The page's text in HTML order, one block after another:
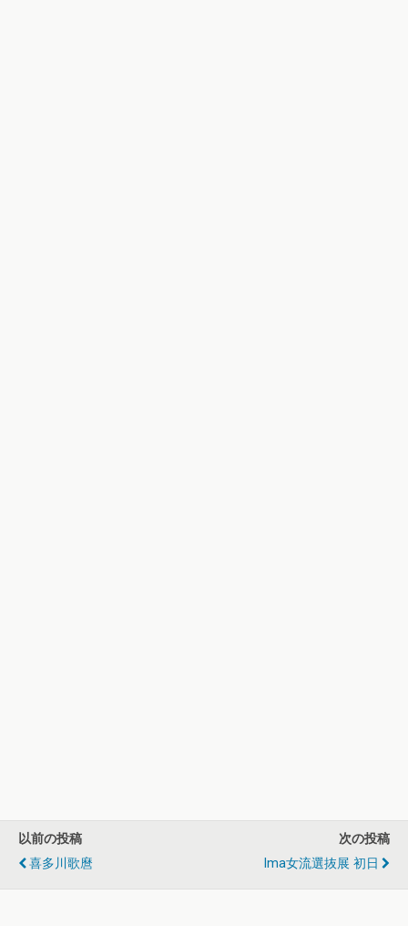
以前の投稿
喜多川歌麿
次の投稿
Ima女流選抜展 初日